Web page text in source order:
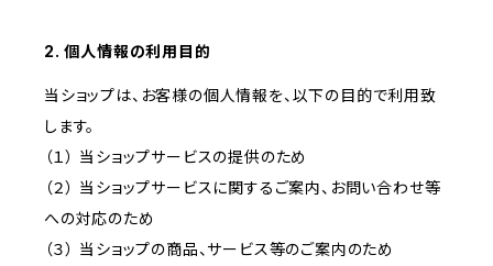
2. 個人情報の利用目的
当ショップは、お客様の個人情報を、以下の目的で利用致
します。
（１） 当ショップサービスの提供のため
（２） 当ショップサービスに関するご案内、お問い合わせ等
への対応のため
（３） 当ショップの商品、サービス等のご案内のため